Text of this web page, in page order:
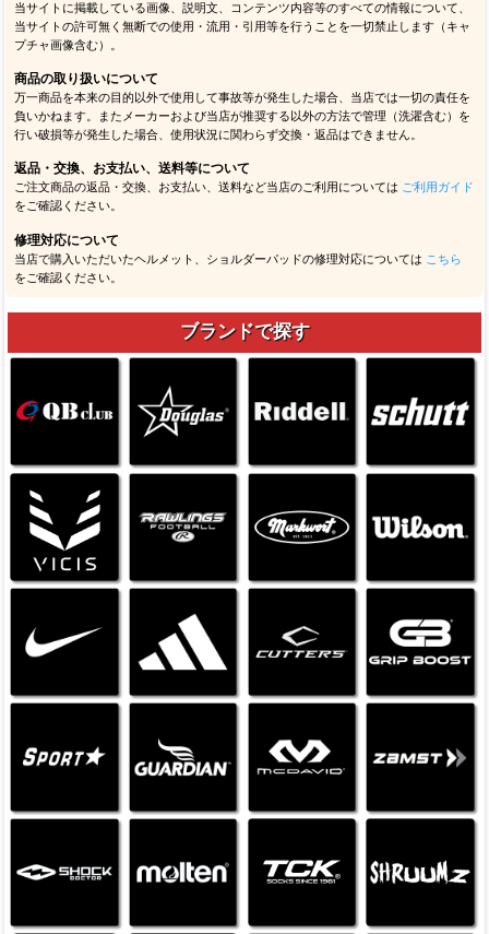
当サイトに掲載している画像、説明文、コンテンツ内容等のすべての情報について、
当サイトの許可無く無断での使用・流用・引用等を行うことを一切禁止します（キャ
プチャ画像含む）。
商品の取り扱いについて
万一商品を本来の目的以外で使用して事故等が発生した場合、当店では一切の責任を
負いかねます。またメーカーおよび当店が推奨する以外の方法で管理（洗濯含む）を
行い破損等が発生した場合、使用状況に関わらず交換・返品はできません。
返品・交換、お支払い、送料等について
ご注文商品の返品・交換、お支払い、送料など当店のご利用については ご利用ガイド
をご確認ください。
修理対応について
当店で購入いただいたヘルメット、ショルダーパッドの修理対応については こちら
をご確認ください。
ブランドで探す